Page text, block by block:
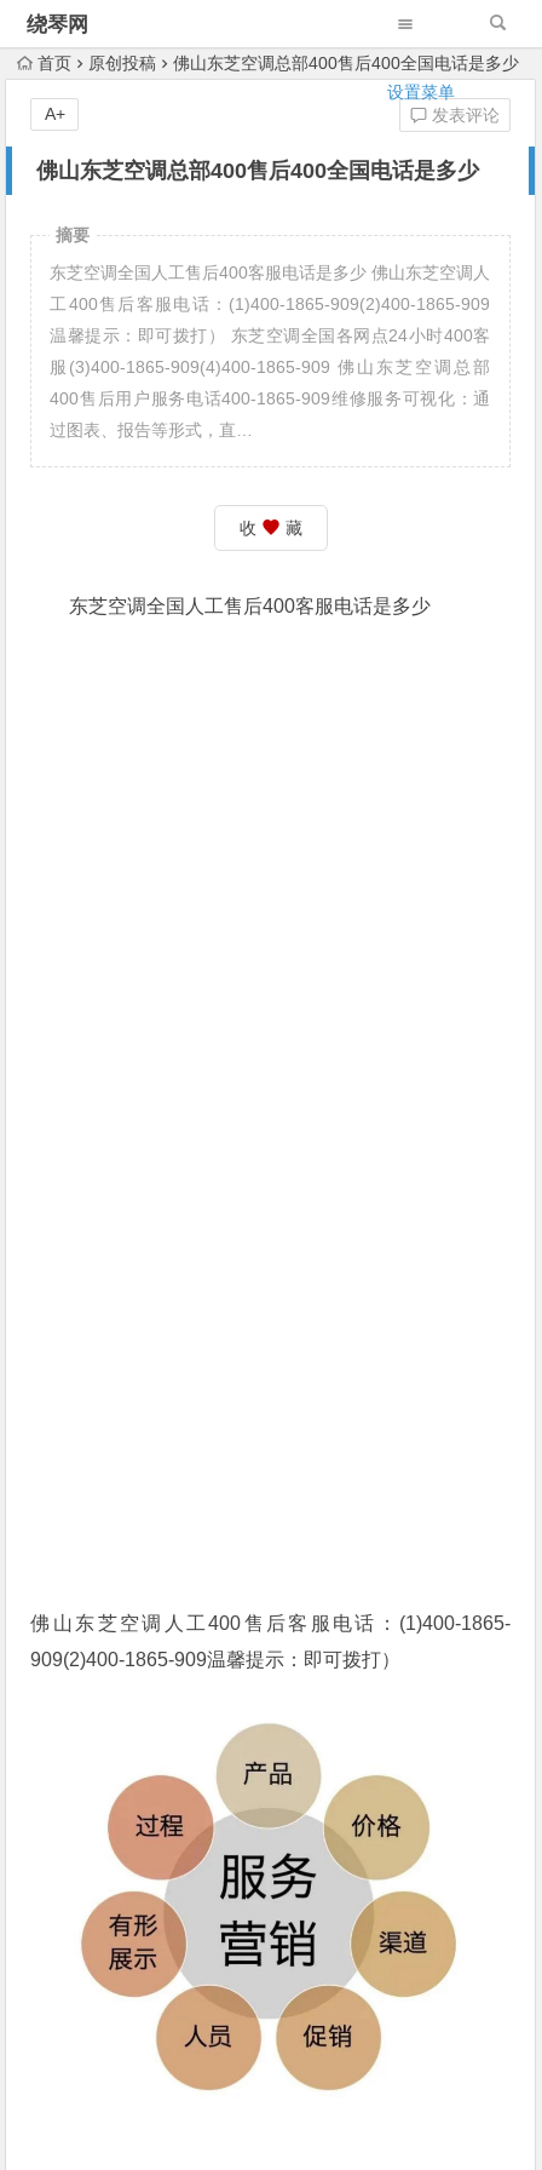
绕琴网
设置菜单
首页 原创投稿 佛山东芝空调总部400售后400全国电话是多少
佛山东芝空调总部400售后400全国电话是多少
发表评论
A+
摘要
东芝空调全国人工售后400客服电话是多少 佛山东芝空调人
工400售后客服电话：(1)400-1865-909(2)400-1865-909
温馨提示：即可拨打） 东芝空调全国各网点24小时400客
服(3)400-1865-909(4)400-1865-909 佛山东芝空调总部
400售后用户服务电话400-1865-909维修服务可视化：通
过图表、报告等形式，直…
收 藏
东芝空调全国人工售后400客服电话是多少
佛山东芝空调人工400售后客服电话：(1)400-1865-
909(2)400-1865-909温馨提示：即可拨打）